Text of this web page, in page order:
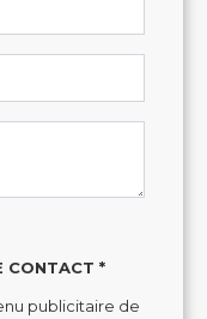
CONTACT *
publicitaire de